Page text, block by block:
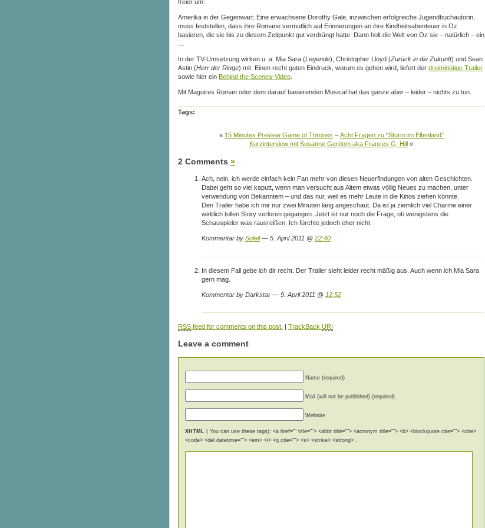
freier um:
Amerika in der Gegenwart: Eine erwachsene Dorothy Gale, inzwischen erfolgreiche Jugendbuchautorin,
muss feststellen, dass ihre Romane vermutlich auf Erinnerungen an ihre Kindheitsabenteuer in Oz
basieren, die sie bis zu diesem Zeitpunkt gut verdrängt hatte. Dann holt die Welt von Oz sie – natürlich – ein
In der TV-Umsetzung wirken u. a. Mia Sara (Legende), Christopher Lloyd (Zurück in die Zukunft) und Sean
Astin (Herr der Ringe) mit. Einen recht guten Eindruck, worum es gehen wird, liefert der dreiminütige Trailer
sowie hier ein Behind the Scenes-Video
Mit Maguires Roman oder dem darauf basierenden Musical hat das ganze aber – leider – nichts zu tun.
Tags:
« 15 Minutes Preview Game of Thrones – Acht Fragen zu “Sturm im Elfenland”
Kurzinterview mit Susanne Gerdom aka Frances G. Hill »
2 Comments »
Ach, nein, ich werde einfach kein Fan mehr von diesen Neuerfindungen von alten Geschichten.
Dabei geht so viel kaputt, wenn man versucht aus Altem etwas völlig Neues zu machen, unter
verwendung von Bekanntem – und das nur, weil es mehr Leute in die Kinos ziehen könnte.
Den Trailer habe ich mir nur zwei Minuten lang angeschaut. Da ist ja ziemlich viel Charme einer
wirklich tollen Story verloren gegangen. Jetzt ist nur noch die Frage, ob wenigstens die
Schauspieler was rausreißen. Ich fürchte jedoch eher nicht.
Kommentar by Soleil— 5. April 2011 @ 22:40
In diesem Fall gebe ich dir recht. Der Trailer sieht leider recht mäßig aus. Auch wenn ich Mia Sara
gern mag.
Kommentar by Darkstar — 9. April 2011 @ 12:52
RSS feed for comments on this post. | TrackBack URI
Leave a comment
Name (required)
Mail (will not be published) (required)
Website
XHTML
( You can use these tags): <a href="" title=""> <abbr title=""> <acronym title=""> <b> <blockquote cite=""> <cite>
<code> <del datetime=""> <em> <i> <q cite=""> <s> <strike> <strong> .